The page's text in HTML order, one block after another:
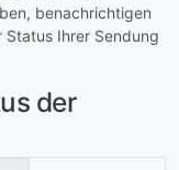
benachrichtigen
Ihrer Sendung
der